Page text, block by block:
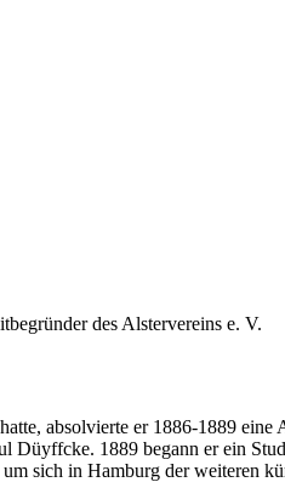
des Alstervereins e. V.
absolvierte er 1886-1889
Düyffcke. 1889 begann er ein
sich in Hamburg der weiteren